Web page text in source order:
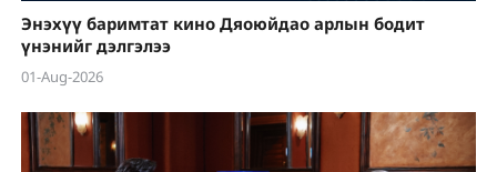
Энэхүү баримтат кино Дяоюйдао арлын бодит
үнэнийг дэлгэлээ
01-Aug-2026